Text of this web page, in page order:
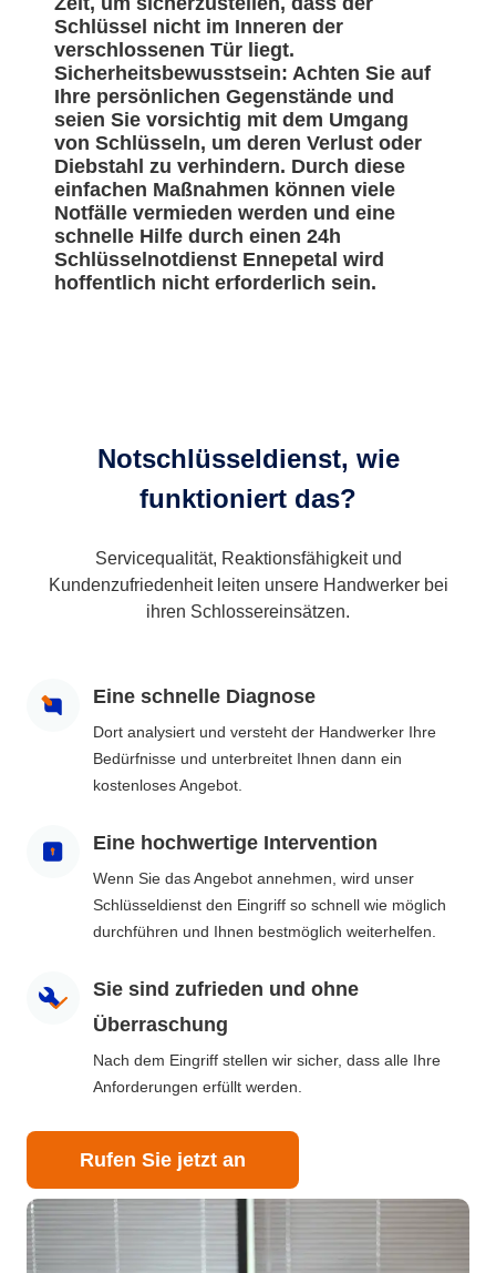
Schlüssel nicht im Inneren der
verschlossenen Tür liegt.
Sicherheitsbewusstsein: Achten Sie auf
Ihre persönlichen Gegenstände und
seien Sie vorsichtig mit dem Umgang
von Schlüsseln, um deren Verlust oder
Diebstahl zu verhindern. Durch diese
einfachen Maßnahmen können viele
Notfälle vermieden werden und eine
schnelle Hilfe durch einen 24h
Schlüsselnotdienst Ennepetal wird
hoffentlich nicht erforderlich sein.
Notschlüsseldienst, wie
funktioniert das?
Servicequalität, Reaktionsfähigkeit und
Kundenzufriedenheit leiten unsere Handwerker bei
ihren Schlossereinsätzen.
Eine schnelle Diagnose
Dort analysiert und versteht der Handwerker Ihre
Bedürfnisse und unterbreitet Ihnen dann ein
kostenloses Angebot.
Eine hochwertige Intervention
Wenn Sie das Angebot annehmen, wird unser
Schlüsseldienst den Eingriff so schnell wie möglich
durchführen und Ihnen bestmöglich weiterhelfen.
Sie sind zufrieden und ohne
Überraschung
Nach dem Eingriff stellen wir sicher, dass alle Ihre
Anforderungen erfüllt werden.
Rufen Sie jetzt an